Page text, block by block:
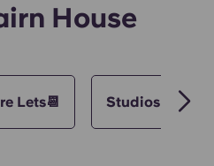
House
Lets📆 Studios